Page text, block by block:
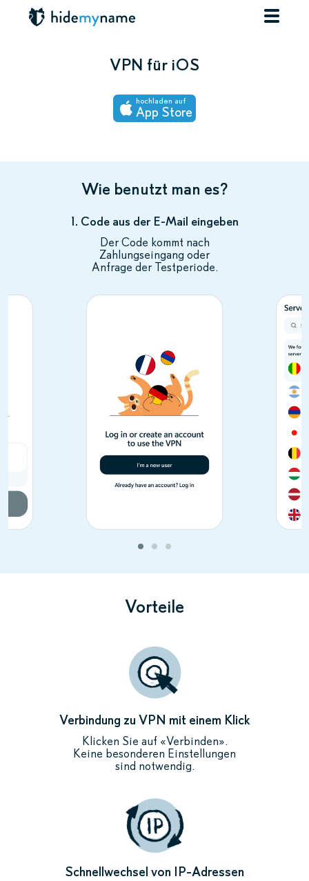
VPN für iOS
hochladen auf
App Store
Wie benutzt man es?
1. Code aus der E-Mail eingeben
Der Code kommt nach
Zahlungseingang oder
Anfrage der Testperiode.
Vorteile
Verbindung zu VPN mit einem Klick
Klicken Sie auf «Verbinden».
Keine besonderen Einstellungen
sind notwendig.
Schnellwechsel von IP-Adressen